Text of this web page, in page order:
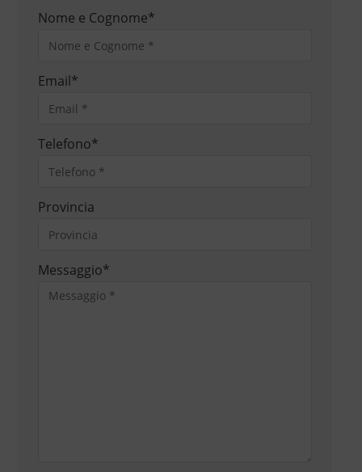
Nome e Cognome*
Email*
Telefono*
Provincia
Messaggio*